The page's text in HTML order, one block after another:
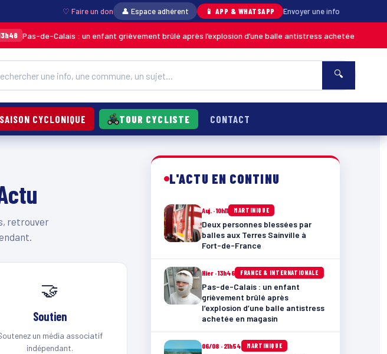
♡ Faire un don 👤 Espace adhérent 📱 APP & WHATSAPP Envoyer une info
Pas-de-Calais : un enfant grièvement brûlé après l’explosion d’une balle antistress achetée en magasin
🔍
CYCLONIQUE TOUR CYCLISTE CONTACT
retrouver
🤝
Soutien
un média associatif
indépendant.
L'ACTU EN CONTINU
Auj. · 10h11 MARTINIQUE
Deux personnes blessées par
balles aux Terres Sainville à
Fort-de-France
Hier · 13h46 FRANCE & INTERNATIONALE
Pas-de-Calais : un enfant
grièvement brûlé après
l’explosion d’une balle antistress
achetée en magasin
06/08 · 21h54 MARTINIQUE